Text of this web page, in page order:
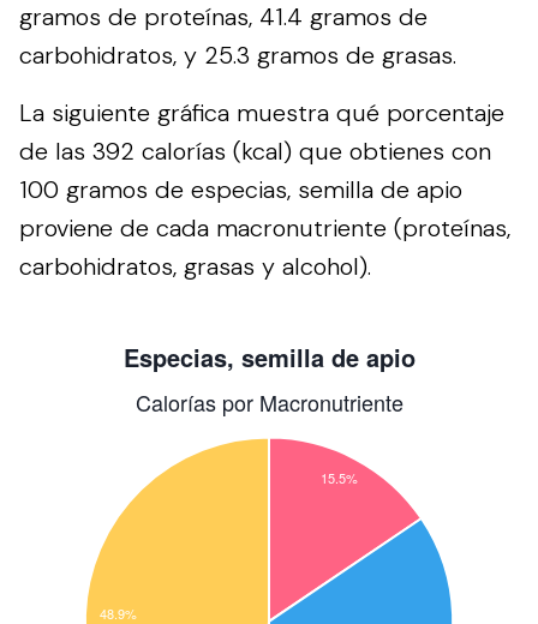
gramos de proteínas, 41.4 gramos de
carbohidratos, y 25.3 gramos de grasas.
La siguiente gráfica muestra qué porcentaje
de las 392 calorías (kcal) que obtienes con
100 gramos de especias, semilla de apio
proviene de cada macronutriente (proteínas,
carbohidratos, grasas y alcohol).